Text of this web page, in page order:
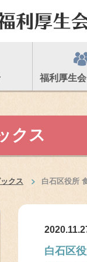
福利厚生
クス
クス 白石区役所
白石区